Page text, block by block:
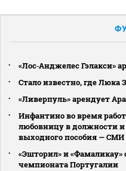
«Лос‑Анджелес Гэлакси»
Стало известно, где
«Ливерпуль» арендует
Инфантино во время
любовницу в должности
выходного пособия — СМИ
«Эшторил» и
чемпионата Португалии